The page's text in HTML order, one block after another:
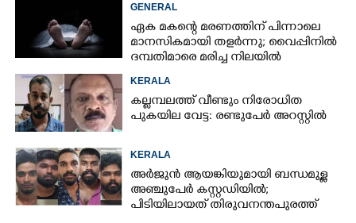
നിന്ന്
GENERAL
ഏക മകന്റെ മരണത്തിന് പിന്നാലെ
മാനസികമായി തളർന്നു; വൈപ്പിനിൽ
ദമ്പതിമാരെ മരിച്ച നിലയിൽ
KERALA
കല്ലമ്പലത്ത് വീണ്ടും നിരോധിത
പുകയില വേട്ട: രണ്ടുപേർ അറസ്റ്റിൽ
KERALA
അർജുൻ ആയങ്കിയുമായി ബന്ധമുള്ള
അഞ്ചുപേർ കസ്റ്റഡിയിൽ;
പിടിയിലായത് തിരുവനന്തപുരത്ത്